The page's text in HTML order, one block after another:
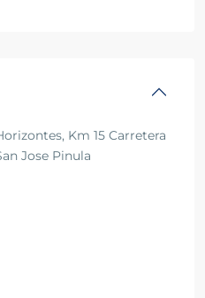
Km 15 Carretera
Jose Pinula